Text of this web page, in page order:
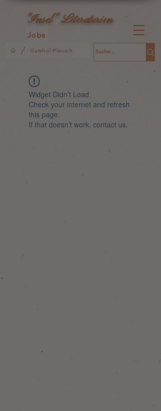
"Insel"Literaturien
/ Gutshof-Plausch
Jobs
Widget Didn’t Load
Check your internet and refresh
this page.
If that doesn’t work, contact us.